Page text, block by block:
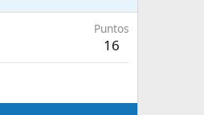
Puntos
16